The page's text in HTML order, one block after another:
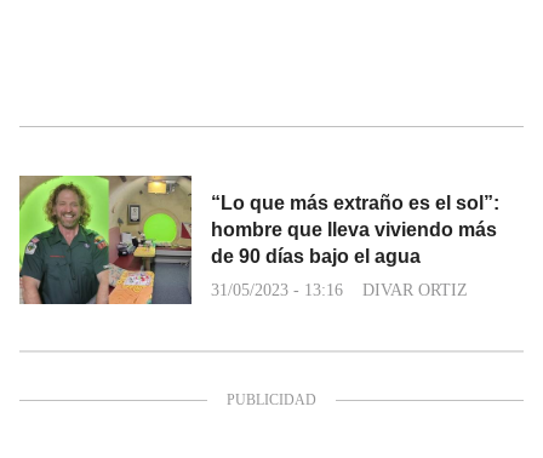
“Lo que más extraño es el sol”:
hombre que lleva viviendo más
de 90 días bajo el agua
31/05/2023 - 13:16 DIVAR ORTIZ